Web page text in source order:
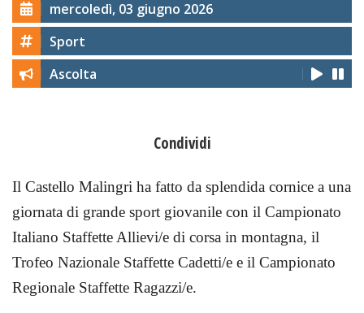
mercoledì, 03 giugno 2026
Sport
Ascolta
Condividi
Il Castello Malingri ha fatto da splendida cornice a una
giornata di grande sport giovanile con il Campionato
Italiano Staffette Allievi/e di corsa in montagna, il
Trofeo Nazionale Staffette Cadetti/e e il Campionato
Regionale Staffette Ragazzi/e.